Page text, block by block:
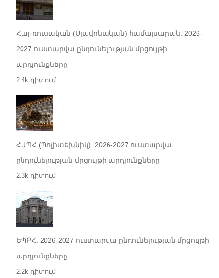
Հայ-ռուսական (Սլավոնական) համալսարան. 2026-
2027 ուստարվա ընդունելության մրցույթի
արդյունքները
2.4k դիտում
ՀԱՊՀ (Պոլիտեխնիկ). 2026-2027 ուստարվա
ընդունելության մրցույթի արդյունքները
2.3k դիտում
ԵՊԲՀ. 2026-2027 ուստարվա ընդունելության մրցույթի
արդյունքները
2.2k դիտում